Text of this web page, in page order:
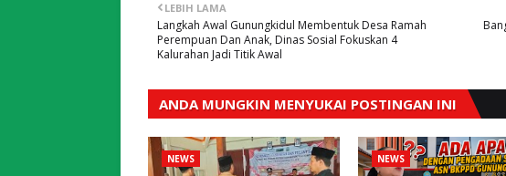
LEBIH LAMA
Langkah Awal Gunungkidul Membentuk Desa Ramah
Perempuan Dan Anak, Dinas Sosial Fokuskan 4
Kalurahan Jadi Titik Awal
ANDA MUNGKIN MENYUKAI POSTINGAN INI
NEWS NEWS